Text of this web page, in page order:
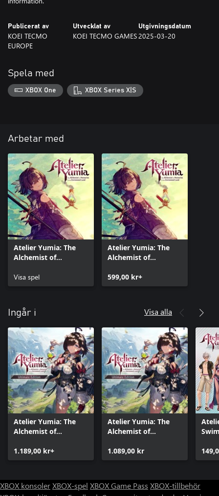
Publicerat av
KOEI TECMO
EUROPE
Utvecklat av
KOEI TECMO GAMES
Utgivningsdatum
2025-03-20
Spela med
XBOX One XBOX Series X|S
Arbetar med
Atelier Yumia: The
Alchemist of
Envisioned Land
(Xbox Series X|S)
Visa spel
Atelier Yumia: The
Alchemist of
Envisioned Land
(Xbox One)
599,00 kr+
Ingår i Visa alla
Atelier Yumia: The
Alchemist of
Envisioned Land
Ultimate Edition
1.189,00 kr+
Atelier Yumia: The
Alchemist of
Envisioned Land
Ultimate Edition
1.089,00 kr
XBOX konsolerXBOX-spel XBOX Game Pass XBOX-tillbehör